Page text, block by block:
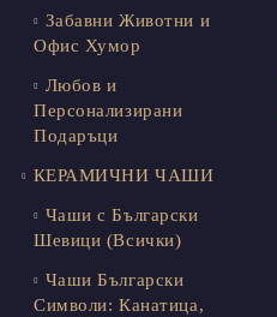
Забавни Животни и
Офис Хумор
Любов и
Персонализирани
Подаръци
КЕРАМИЧНИ ЧАШИ
Чаши с Български
Шевици (Всички)
Чаши Български
Символи: Канатица,